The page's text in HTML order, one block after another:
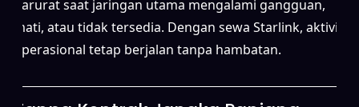
darurat saat jaringan utama mengalami gangguan,
mati, atau tidak tersedia. Dengan sewa Starlink, aktivitas
operasional tetap berjalan tanpa hambatan.